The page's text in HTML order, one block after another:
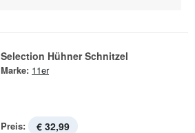
Selection Hühner Schnitzel
Marke: 11er
Preis: € 32,99